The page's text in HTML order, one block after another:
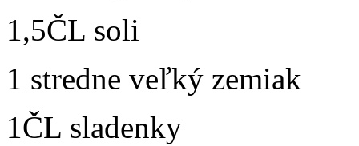
1,5ČL soli
1 stredne veľký zemiak
1ČL sladenky